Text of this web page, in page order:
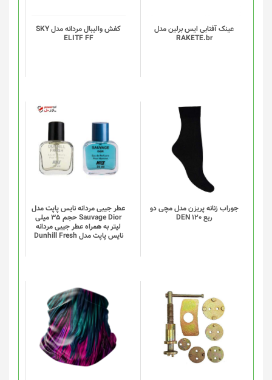
عینک آفتابی ایس برلین مدل
RAKETE.br
کفش والیبال مردانه مدل SKY
ELITF FF
گزینه
ها
محصول
انتخاب
جوراب زنانه پریزن مدل مچی دو
ربع DEN 120
این
محصول
دارای
انواع
مختلفی
می
گزینه
ها
انتخاب
شوند
عطر جیبی مردانه نایس پاپت مدل
Sauvage Dior حجم 35 میلی
لیتر به همراه عطر جیبی مردانه
نایس پاپت مدل Dunhill Fresh
این
محصول
دارای
انواع
مختلفی
می